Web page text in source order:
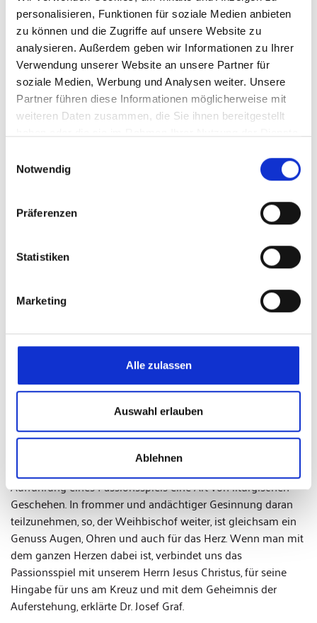
personalisieren, Funktionen für soziale Medien anbieten
zu können und die Zugriffe auf unsere Website zu
analysieren. Außerdem geben wir Informationen zu Ihrer
Verwendung unserer Website an unsere Partner für
soziale Medien, Werbung und Analysen weiter. Unsere
Partner führen diese Informationen möglicherweise mit
weiteren Daten zusammen, die Sie ihnen bereitgestellt
Notwendig
Präferenzen
Statistiken
Marketing
Alle zulassen
Auswahl erlauben
Ablehnen
Weihbischof Graf mit Günther Schlagbauer.
Auch Manfred Weber, Mitglied des Europäischen
Ein Passionsspiel, so der Weihbischof in seinem Grußwort,
ist eine Weise der Verkündigung des Evangeliums, bei dem
die Mitwirkenden gleichsam einbezogen werden in die
Christus. Dabei können sich die Darstellerinnen und
Darsteller, wie auch die Besucher durch ehrfürchtiges
Betrachten hineinbegeben in die szenische Darstellung der
Aufführung eines Passionsspiels eine Art von liturgischen
Geschehen. In frommer und andächtiger Gesinnung daran
teilzunehmen, so, der Weihbischof weiter, ist gleichsam ein
Genuss Augen, Ohren und auch für das Herz. Wenn man mit
dem ganzen Herzen dabei ist, verbindet uns das
Passionsspiel mit unserem Herrn Jesus Christus, für seine
Hingabe für uns am Kreuz und mit dem Geheimnis der
Auferstehung, erklärte Dr. Josef Graf.